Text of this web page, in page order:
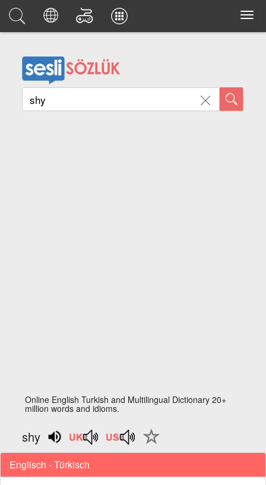
Online English Turkish and Multilingual Dictionary 20+
million words and idioms.
shy
Englisch - Türkisch